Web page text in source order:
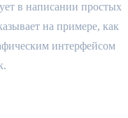
в написании простых
на примере, как
интерфейсом